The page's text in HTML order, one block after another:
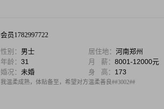
会员1782997722
性别： 男士 居住地： 河南郑州
年龄： 31 月 薪： 8001-12000元
婚况： 未婚 身 高： 173
我温柔成熟，体贴备至，希望对方温柔善良##3002##